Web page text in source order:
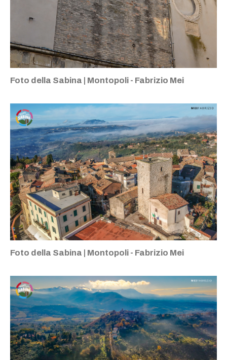
Foto della Sabina | Montopoli - Fabrizio Mei
Foto della Sabina | Montopoli - Fabrizio Mei